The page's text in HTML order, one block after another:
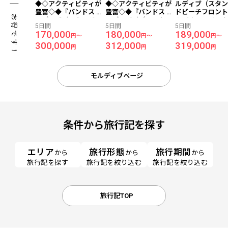
お得です！
◆◇アクティビティが
豊富◇◆『バンドス モ
ドビーチフロントルー
ム／夕・朝食付き）』
に滞在 成田発着 マレー
シア航空利用 モルディ
5日間
170,000円～
300,000円
◆◇アクティビティが
豊富◇◆『バンドス モ
ビーチフロントルーム
／夕・朝食付き）』に
滞在 成田発着 マレーシ
ア航空利用 モルディブ
5日間
180,000 円～
312,000 円
ルディブ（スタ
ドビーチフロン
シブ）』に滞在
着 マレーシア航
モルディブ5日間
5日間
189,000円～
319,000円
モルディブページ
条件から旅行記を探す
エリア から
旅行記を探す
旅行形態 から
旅行記を絞り込む
旅行期間 から
旅行記を絞り込む
旅行記TOP